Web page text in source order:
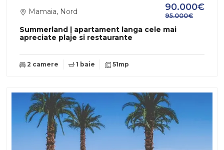
Summerland | apartament langa cele mai
apreciate plaje si restaurante
Mamaia, Nord 90.000€
95.000€
2 camere 1 baie 51mp